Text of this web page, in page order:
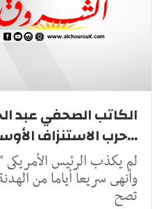
الكاتب الصحفي عبد
...حرب الاستنزاف
لم يكذب الرئيس الأمريكى
وأنهى سريعا أياما من
تصح